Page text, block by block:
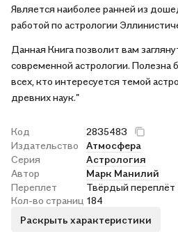
Является наиболее ранней из
работой по астрологии
Данная Книга позволит вам
современной астрологии. Полезна
всех, кто интересуется темой
древних наук."
Код
2835483
Издательство
Атмосфера
Серия
Астрология
Автор
Марк Манилий
Переплет
Твёрдый переплёт
Кол-во страниц 184
Раскрыть характеристики